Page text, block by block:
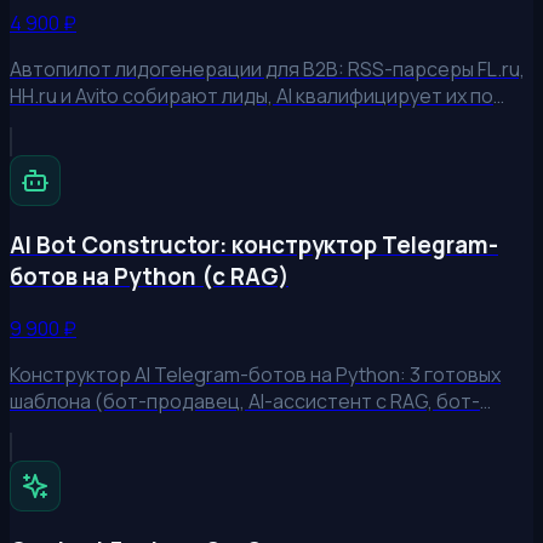
4 900 ₽
Автопилот лидогенерации для B2B: RSS-парсеры FL.ru,
HH.ru и Avito собирают лиды, AI квалифицирует их по
Готовый стартовый код и руководство по парсингу
лидов — реальный опыт: 82 проекта в базе, 60+ лидов
за запуск. Обновлённая версия с готовыми шаблонами
AI Bot Constructor: конструктор Telegram-
ботов на Python (с RAG)
9 900 ₽
Конструктор AI Telegram-ботов на Python: 3 готовых
шаблона (бот-продавец, AI-ассистент с RAG, бот-
скриптом. ~1480 строк production-ready кода на
python-telegram-bot с админ-панелью и аналитикой, а
уникальное demo.py запускается без Telegram-токена